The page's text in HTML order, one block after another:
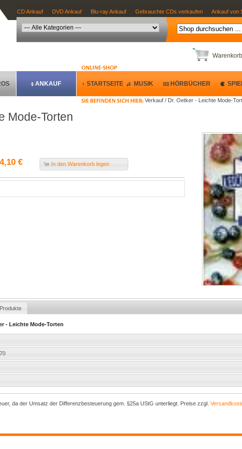
CD Ankauf DVD Ankauf Blu-ray Ankauf Gebrauchte CDs verkaufen Ankauf von
Warenkorb
Verkauf / Dr. Oetker - Leichte Mode-
ANKAUF STARTSEITE MUSIK HÖRBÜCHER
Mode-Torten
4,10 € In den Warenkorb legen
- Leichte Mode-Torten
da der Umsatz der Differenzbesteuerung gem. §25a UStG unterliegt. Preise zzgl.